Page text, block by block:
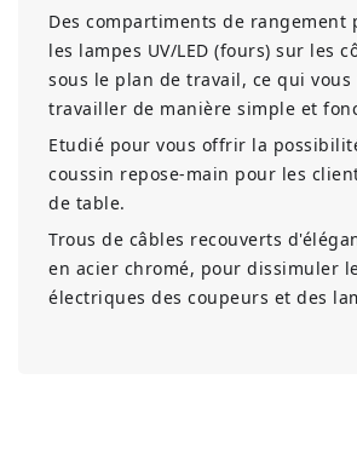
Des compartiments de rangement
les lampes UV/LED (fours) sur les
sous le plan de travail, ce qui
travailler de manière simple et
Etudié pour vous offrir la
coussin repose-main pour les
de table.
Trous de câbles recouverts
en acier chromé, pour dissimuler
électriques des coupeurs et des